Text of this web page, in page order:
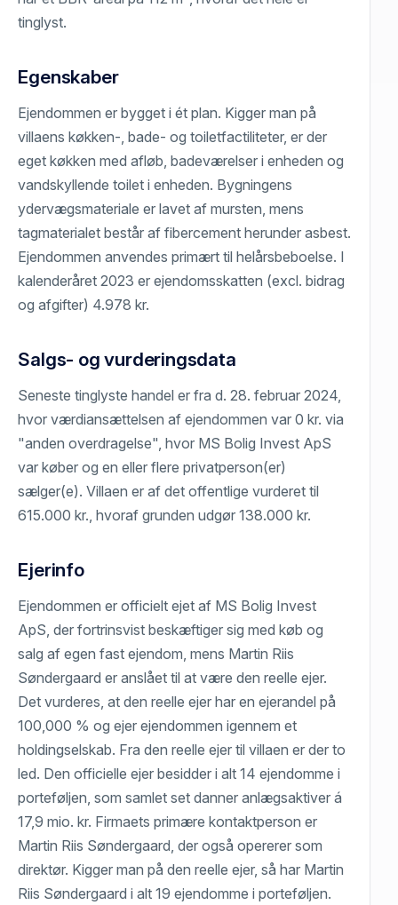
tinglyst.
Egenskaber
Ejendommen er bygget i ét plan. Kigger man på
villaens køkken-, bade- og toiletfactiliteter, er der
eget køkken med afløb, badeværelser i enheden og
vandskyllende toilet i enheden. Bygningens
ydervægsmateriale er lavet af mursten, mens
tagmaterialet består af fibercement herunder asbest.
Ejendommen anvendes primært til helårsbeboelse. I
kalenderåret 2023 er ejendomsskatten (excl. bidrag
og afgifter) 4.978 kr.
Salgs- og vurderingsdata
Seneste tinglyste handel er fra d. 28. februar 2024,
hvor værdiansættelsen af ejendommen var 0 kr. via
"anden overdragelse", hvor MS Bolig Invest ApS
var køber og en eller flere privatperson(er)
sælger(e). Villaen er af det offentlige vurderet til
615.000 kr., hvoraf grunden udgør 138.000 kr.
Ejerinfo
Ejendommen er officielt ejet af MS Bolig Invest
ApS, der fortrinsvist beskæftiger sig med køb og
salg af egen fast ejendom, mens Martin Riis
Søndergaard er anslået til at være den reelle ejer.
Det vurderes, at den reelle ejer har en ejerandel på
100,000 % og ejer ejendommen igennem et
holdingselskab. Fra den reelle ejer til villaen er der to
led. Den officielle ejer besidder i alt 14 ejendomme i
porteføljen, som samlet set danner anlægsaktiver á
17,9 mio. kr. Firmaets primære kontaktperson er
Martin Riis Søndergaard, der også opererer som
direktør. Kigger man på den reelle ejer, så har Martin
Riis Søndergaard i alt 19 ejendomme i porteføljen.